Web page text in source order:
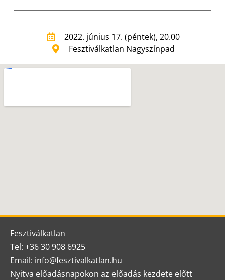
2022. június 17. (péntek), 20.00
Fesztiválkatlan Nagyszínpad
Fesztiválkatlan
Tel: +36 30 908 6925
Email: info@fesztivalkatlan.hu
Nyitva előadásnapokon az előadás kezdete előtt